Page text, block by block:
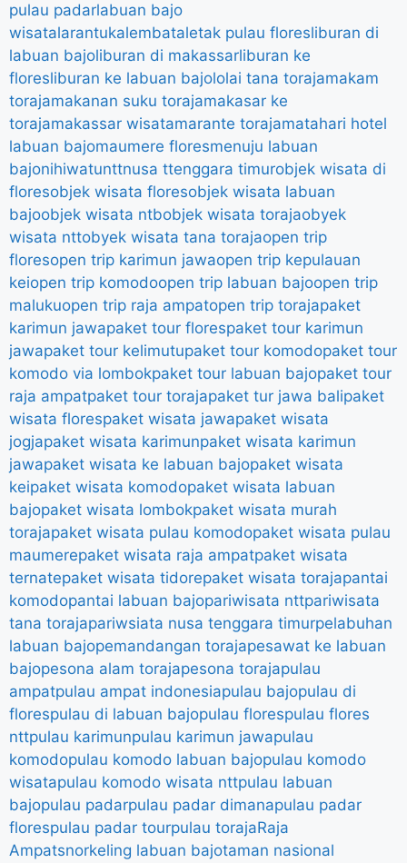
pulau padarlabuan bajo
wisatalarantukalembataletak pulau floresliburan di
labuan bajoliburan di makassarliburan ke
floresliburan ke labuan bajololai tana torajamakam
torajamakanan suku torajamakasar ke
torajamakassar wisatamarante torajamatahari hotel
labuan bajomaumere floresmenuju labuan
bajonihiwatunttnusa ttenggara timurobjek wisata di
floresobjek wisata floresobjek wisata labuan
bajoobjek wisata ntbobjek wisata torajaobyek
wisata nttobyek wisata tana torajaopen trip
floresopen trip karimun jawaopen trip kepulauan
keiopen trip komodoopen trip labuan bajoopen trip
malukuopen trip raja ampatopen trip torajapaket
karimun jawapaket tour florespaket tour karimun
jawapaket tour kelimutupaket tour komodopaket tour
komodo via lombokpaket tour labuan bajopaket tour
raja ampatpaket tour torajapaket tur jawa balipaket
wisata florespaket wisata jawapaket wisata
jogjapaket wisata karimunpaket wisata karimun
jawapaket wisata ke labuan bajopaket wisata
keipaket wisata komodopaket wisata labuan
bajopaket wisata lombokpaket wisata murah
torajapaket wisata pulau komodopaket wisata pulau
maumerepaket wisata raja ampatpaket wisata
ternatepaket wisata tidorepaket wisata torajapantai
komodopantai labuan bajopariwisata nttpariwisata
tana torajapariwsiata nusa tenggara timurpelabuhan
labuan bajopemandangan torajapesawat ke labuan
bajopesona alam torajapesona torajapulau
ampatpulau ampat indonesiapulau bajopulau di
florespulau di labuan bajopulau florespulau flores
nttpulau karimunpulau karimun jawapulau
komodopulau komodo labuan bajopulau komodo
wisatapulau komodo wisata nttpulau labuan
bajopulau padarpulau padar dimanapulau padar
florespulau padar tourpulau torajaRaja
Ampatsnorkeling labuan bajotaman nasional